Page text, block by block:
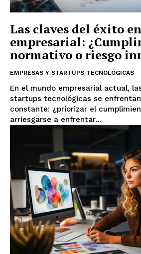
Las claves del éxito
empresarial:
normativo o riesgo
EMPRESAS Y STARTUPS TECNOLÓGICAS
En el mundo empresarial actual,
startups tecnológicas se
constante: ¿priorizar el
arriesgarse a enfrentar...